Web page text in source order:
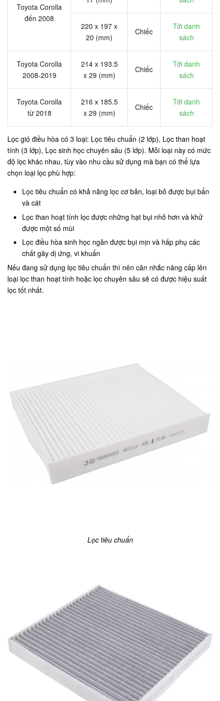
Toyota Corolla
đến 2008
220 x 197 x
20 (mm)
Chiếc
Tới danh
sách
Toyota Corolla
2008-2019
214 x 193.5
x 29 (mm)
Chiếc
Tới danh
sách
Toyota Corolla
từ 2018
216 x 185.5
x 29 (mm)
Chiếc
Tới danh
sách
Lọc gió điều hòa có 3 loại: Lọc tiêu chuẩn (2 lớp), Lọc than hoạt
tính (3 lớp), Lọc sinh học chuyên sâu (5 lớp). Mỗi loại này có mức
độ lọc khác nhau, tùy vào nhu cầu sử dụng mà bạn có thể lựa
chọn loại lọc phù hợp:
Lọc tiêu chuẩn có khả năng lọc cơ bản, loại bỏ được bụi bẩn
và cát
Lọc than hoạt tính lọc được những hạt bụi nhỏ hơn và khử
được một số mùi
Lọc điều hòa sinh học ngăn được bụi mịn và hấp phụ các
chất gây dị ứng, vi khuẩn
Nếu đang sử dụng lọc tiêu chuẩn thì nên cân nhắc nâng cấp lên
loại lọc than hoạt tính hoặc lọc chuyên sâu sẽ có được hiệu suất
lọc tốt nhất.
Lọc tiêu chuẩn